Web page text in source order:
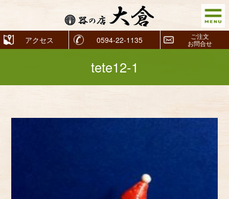
アクセス 0594-22-1135
ご注文
お問合せ
tete12-1